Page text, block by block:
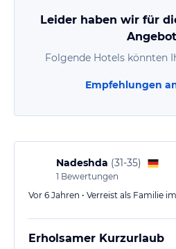
Leider haben wir für
Folgende Hotels könnten
Empfehlungen
Nadeshda (31-35)
1 Bewertungen
Vor 6 Jahren • Verreist als Familie
Erholsamer Kurzurlaub